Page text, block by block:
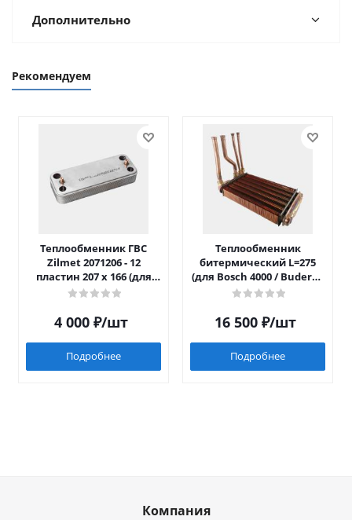
Дополнительно
Рекомендуем
Теплообменник ГВС
Zilmet 2071206 - 12
пластин 207 x 166 (для
Luna/Eco Four после 2014)
4 000₽/шт
Подробнее
Теплообменник
битермический L=275
(для Bosch 4000 / Buderus
042)
16 500₽/шт
Подробнее
Компания